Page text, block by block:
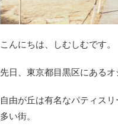
こんにちは、しむしむです。
先日、東京都目黒区にある
自由が丘は有名なパティス
多い街。